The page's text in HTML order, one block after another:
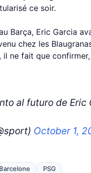
ce soir.
Barça, Eric Garcia
chez les
ne fait que
al futuro de Eric
October 1,
PSG